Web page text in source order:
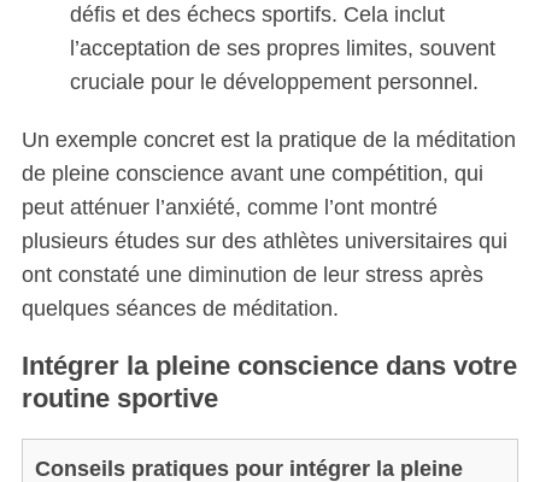
défis et des échecs sportifs. Cela inclut
l’acceptation de ses propres limites, souvent
cruciale pour le développement personnel.
Un exemple concret est la pratique de la méditation
de pleine conscience avant une compétition, qui
peut atténuer l’anxiété, comme l’ont montré
plusieurs études sur des athlètes universitaires qui
ont constaté une diminution de leur stress après
quelques séances de méditation.
Intégrer la pleine conscience dans votre
routine sportive
Conseils pratiques pour intégrer la pleine